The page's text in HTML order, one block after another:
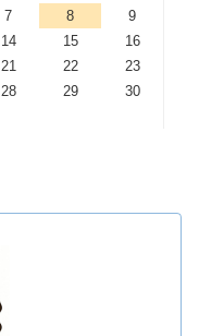
7 8
9
14 15
16
21 22
23
28 29
30